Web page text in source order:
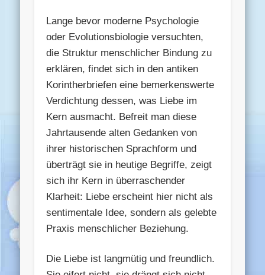
Lange bevor moderne Psychologie
oder Evolutionsbiologie versuchten,
die Struktur menschlicher Bindung zu
erklären, findet sich in den antiken
Korintherbriefen eine bemerkenswerte
Verdichtung dessen, was Liebe im
Kern ausmacht. Befreit man diese
Jahrtausende alten Gedanken von
ihrer historischen Sprachform und
überträgt sie in heutige Begriffe, zeigt
sich ihr Kern in überraschender
Klarheit: Liebe erscheint hier nicht als
sentimentale Idee, sondern als gelebte
Praxis menschlicher Beziehung.
Die Liebe ist langmütig und freundlich.